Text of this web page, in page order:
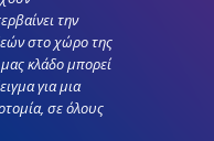
την
στο χώρο της
κλάδο μπορεί
για μια
σε όλους